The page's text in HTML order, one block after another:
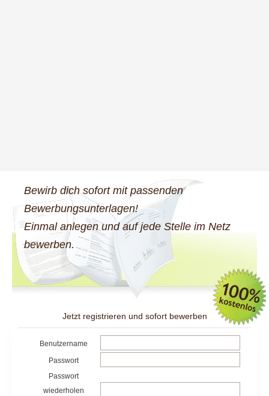
Bewirb dich sofort mit passenden
Bewerbungsunterlagen!
Einmal anlegen und auf jede Stelle im Netz
bewerben.
Jetzt registrieren und sofort bewerben
Benutzername
Passwort
Passwort
wiederholen